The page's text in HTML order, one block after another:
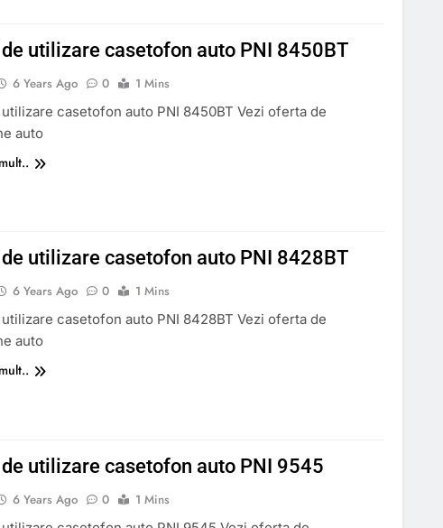
utilizare casetofon auto PNI 8450BT
6 Years Ago 0
1 Mins
casetofon auto PNI 8450BT Vezi oferta de
auto
utilizare casetofon auto PNI 8428BT
6 Years Ago 0
1 Mins
casetofon auto PNI 8428BT Vezi oferta de
auto
utilizare casetofon auto PNI 9545
6 Years Ago 0
1 Mins